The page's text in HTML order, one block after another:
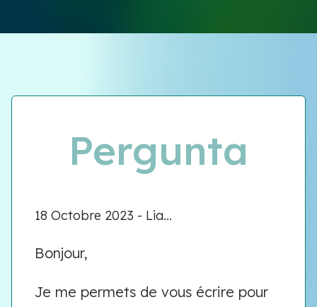
Meet our teamPergunta
18 Octobre 2023 - Lia...
Bonjour,
Je me permets de vous écrire pour